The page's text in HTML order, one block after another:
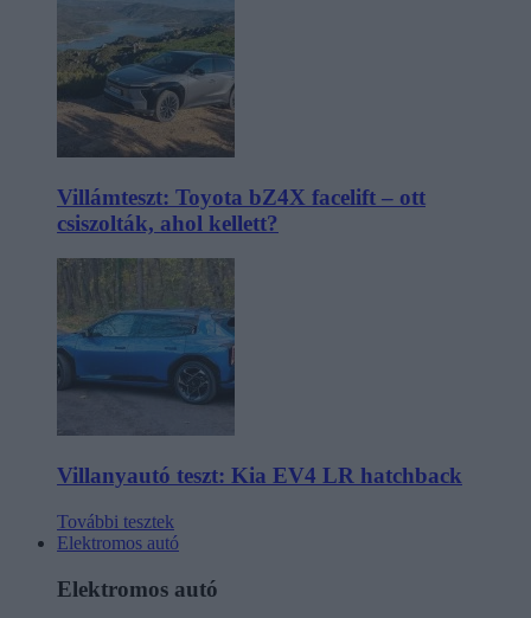
Villámteszt: Toyota bZ4X facelift – ott
csiszolták, ahol kellett?
Villanyautó teszt: Kia EV4 LR hatchback
További tesztek
Elektromos autó
Elektromos autó